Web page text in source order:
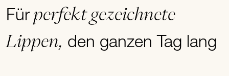
Fürperfekt gezeichnete
Lippen, den ganzen Tag lang